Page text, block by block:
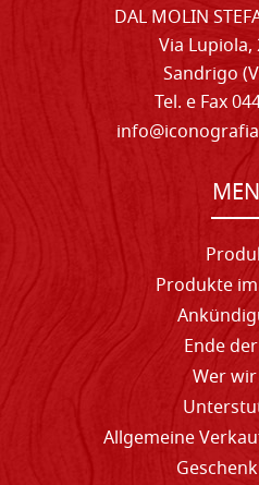
DAL MOLIN
Via Lupiola,
Sandrigo
Tel. e Fax
Produkte
Ende
Wer
Allgemeine